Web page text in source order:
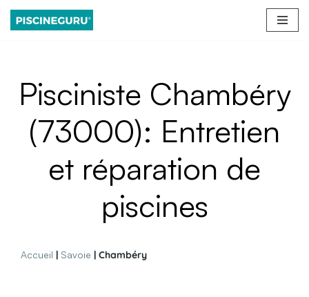
Pisciniste Chambéry
(73000): Entretien
et réparation de
piscines
Accueil | Savoie | Chambéry